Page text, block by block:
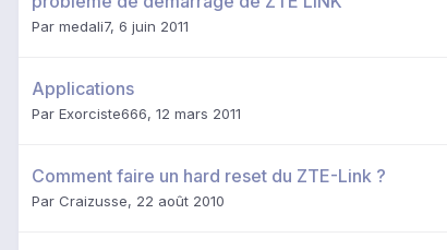
Par medali7, 6 juin 2011
Applications
Par Exorciste666, 12 mars 2011
Comment faire un hard reset du ZTE-Link ?
Par Craizusse, 22 août 2010